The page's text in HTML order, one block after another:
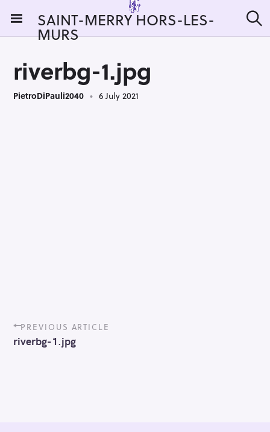
i
SAINT-MERRY HORS-LES-
MURS e
riverbg-1.jpg
PietroDiPauli2040 6 July 2021
P
o
s
PREVIOUS ARTICLE
riverbg-1.jpg